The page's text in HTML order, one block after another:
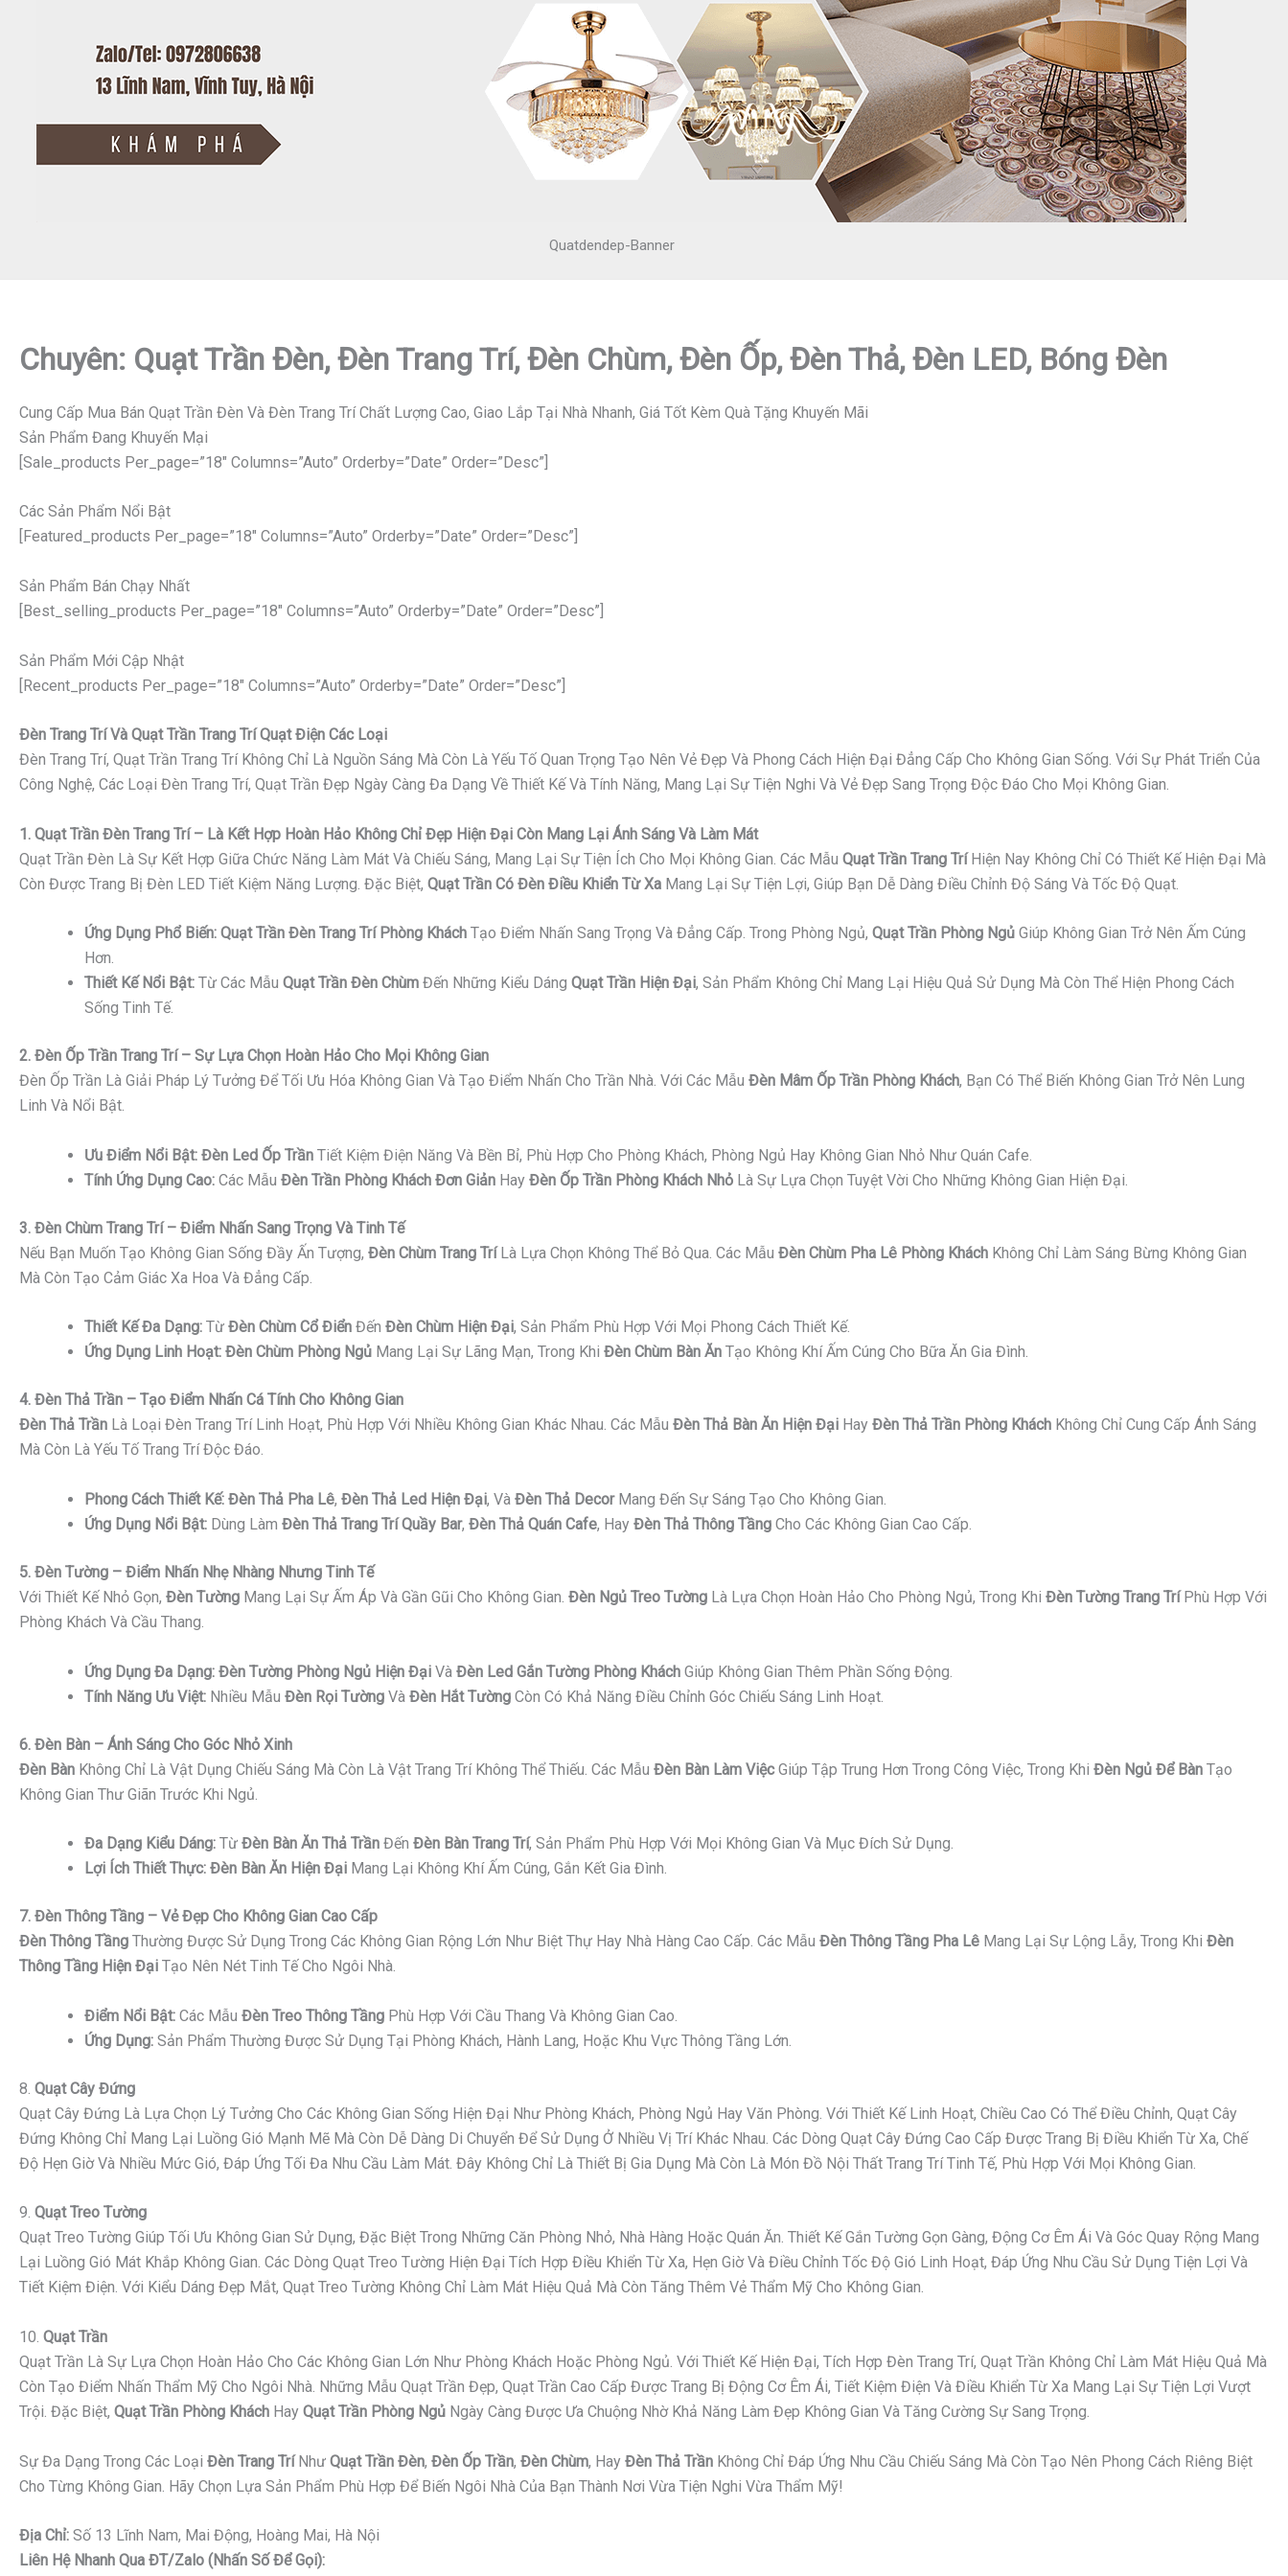
Quatdendep-Banner
Chuyên: Quạt Trần Đèn, Đèn Trang Trí, Đèn Chùm, Đèn Ốp, Đèn Thả, Đèn LED, Bóng Đèn
Cung Cấp Mua Bán Quạt Trần Đèn Và Đèn Trang Trí Chất Lượng Cao, Giao Lắp Tại Nhà Nhanh, Giá Tốt Kèm Quà Tặng Khuyến Mãi
Sản Phẩm Đang Khuyến Mại
[sale_products Per_page=”18″ Columns=”auto” Orderby=”date” Order=”desc”]
Các Sản Phẩm Nổi Bật
[featured_products Per_page=”18″ Columns=”auto” Orderby=”date” Order=”desc”]
Sản Phẩm Bán Chạy Nhất
[best_selling_products Per_page=”18″ Columns=”auto” Orderby=”date” Order=”desc”]
Sản Phẩm Mới Cập Nhật
[recent_products Per_page=”18″ Columns=”auto” Orderby=”date” Order=”desc”]
Đèn Trang Trí Và Quạt Trần Trang Trí Quạt Điện Các Loại
Đèn Trang Trí, Quạt Trần Trang Trí Không Chỉ Là Nguồn Sáng Mà Còn Là Yếu Tố Quan Trọng Tạo Nên Vẻ Đẹp Và Phong Cách Hiện Đại Đẳng Cấp Cho Không Gian Sống. Với Sự Phát Triển Của
Công Nghệ, Các Loại Đèn Trang Trí, Quạt Trần Đẹp Ngày Càng Đa Dạng Về Thiết Kế Và Tính Năng, Mang Lại Sự Tiện Nghi Và Vẻ Đẹp Sang Trọng Độc Đáo Cho Mọi Không Gian.
1. Quạt Trần Đèn Trang Trí – Là Kết Hợp Hoàn Hảo Không Chỉ Đẹp Hiện Đại Còn Mang Lại Ánh Sáng Và Làm Mát
Quạt Trần Đèn Là Sự Kết Hợp Giữa Chức Năng Làm Mát Và Chiếu Sáng, Mang Lại Sự Tiện Ích Cho Mọi Không Gian. Các Mẫu Quạt Trần Trang TríHiện Nay Không Chỉ Có Thiết Kế Hiện Đại Mà
Còn Được Trang Bị Đèn LED Tiết Kiệm Năng Lượng. Đặc Biệt, Quạt Trần Có Đèn Điều Khiển Từ Xa Mang Lại Sự Tiện Lợi, Giúp Bạn Dễ Dàng Điều Chỉnh Độ Sáng Và Tốc Độ Quạt.
Ứng Dụng Phổ Biến: Quạt Trần Đèn Trang Trí Phòng Khách Tạo Điểm Nhấn Sang Trọng Và Đẳng Cấp. Trong Phòng Ngủ, Quạt Trần Phòng Ngủ Giúp Không Gian Trở Nên Ấm Cúng
Hơn.
Thiết Kế Nổi Bật: Từ Các Mẫu Quạt Trần Đèn Chùm Đến Những Kiểu Dáng Quạt Trần Hiện Đại, Sản Phẩm Không Chỉ Mang Lại Hiệu Quả Sử Dụng Mà Còn Thể Hiện Phong Cách
Sống Tinh Tế.
2. Đèn Ốp Trần Trang Trí – Sự Lựa Chọn Hoàn Hảo Cho Mọi Không Gian
Đèn Ốp Trần Là Giải Pháp Lý Tưởng Để Tối Ưu Hóa Không Gian Và Tạo Điểm Nhấn Cho Trần Nhà. Với Các Mẫu Đèn Mâm Ốp Trần Phòng Khách, Bạn Có Thể Biến Không Gian Trở Nên Lung
Linh Và Nổi Bật.
Ưu Điểm Nổi Bật: Đèn Led Ốp Trần Tiết Kiệm Điện Năng Và Bền Bỉ, Phù Hợp Cho Phòng Khách, Phòng Ngủ Hay Không Gian Nhỏ Như Quán Cafe.
Tính Ứng Dụng Cao: Các Mẫu Đèn Trần Phòng Khách Đơn Giản Hay Đèn Ốp Trần Phòng Khách Nhỏ Là Sự Lựa Chọn Tuyệt Vời Cho Những Không Gian Hiện Đại.
3. Đèn Chùm Trang Trí – Điểm Nhấn Sang Trọng Và Tinh Tế
Nếu Bạn Muốn Tạo Không Gian Sống Đầy Ấn Tượng, Đèn Chùm Trang TríLà Lựa Chọn Không Thể Bỏ Qua. Các Mẫu Đèn Chùm Pha Lê Phòng Khách Không Chỉ Làm Sáng Bừng Không Gian
Mà Còn Tạo Cảm Giác Xa Hoa Và Đẳng Cấp.
Thiết Kế Đa Dạng: Từ Đèn Chùm Cổ Điển Đến Đèn Chùm Hiện Đại, Sản Phẩm Phù Hợp Với Mọi Phong Cách Thiết Kế.
Ứng Dụng Linh Hoạt: Đèn Chùm Phòng Ngủ Mang Lại Sự Lãng Mạn, Trong Khi Đèn Chùm Bàn Ăn Tạo Không Khí Ấm Cúng Cho Bữa Ăn Gia Đình.
4. Đèn Thả Trần – Tạo Điểm Nhấn Cá Tính Cho Không Gian
Đèn Thả Trần Là Loại Đèn Trang Trí Linh Hoạt, Phù Hợp Với Nhiều Không Gian Khác Nhau. Các Mẫu Đèn Thả Bàn Ăn Hiện Đại Hay Đèn Thả Trần Phòng Khách Không Chỉ Cung Cấp Ánh Sáng
Mà Còn Là Yếu Tố Trang Trí Độc Đáo.
Phong Cách Thiết Kế: Đèn Thả Pha Lê, Đèn Thả Led Hiện Đại, Và Đèn Thả DecorMang Đến Sự Sáng Tạo Cho Không Gian.
Ứng Dụng Nổi Bật: Dùng Làm Đèn Thả Trang Trí Quầy Bar, Đèn Thả Quán Cafe, Hay Đèn Thả Thông Tầng Cho Các Không Gian Cao Cấp.
5. Đèn Tường – Điểm Nhấn Nhẹ Nhàng Nhưng Tinh Tế
Với Thiết Kế Nhỏ Gọn, Đèn Tường Mang Lại Sự Ấm Áp Và Gần Gũi Cho Không Gian. Đèn Ngủ Treo Tường Là Lựa Chọn Hoàn Hảo Cho Phòng Ngủ, Trong Khi Đèn Tường Trang TríPhù Hợp Với
Phòng Khách Và Cầu Thang.
Ứng Dụng Đa Dạng: Đèn Tường Phòng Ngủ Hiện Đại Và Đèn Led Gắn Tường Phòng Khách Giúp Không Gian Thêm Phần Sống Động.
Tính Năng Ưu Việt: Nhiều Mẫu Đèn Rọi Tường Và Đèn Hắt Tường Còn Có Khả Năng Điều Chỉnh Góc Chiếu Sáng Linh Hoạt.
6. Đèn Bàn – Ánh Sáng Cho Góc Nhỏ Xinh
Đèn Bàn Không Chỉ Là Vật Dụng Chiếu Sáng Mà Còn Là Vật Trang Trí Không Thể Thiếu. Các Mẫu Đèn Bàn Làm ViệcGiúp Tập Trung Hơn Trong Công Việc, Trong Khi Đèn Ngủ Để Bàn Tạo
Không Gian Thư Giãn Trước Khi Ngủ.
Đa Dạng Kiểu Dáng: Từ Đèn Bàn Ăn Thả Trần Đến Đèn Bàn Trang Trí, Sản Phẩm Phù Hợp Với Mọi Không Gian Và Mục Đích Sử Dụng.
Lợi Ích Thiết Thực: Đèn Bàn Ăn Hiện Đại Mang Lại Không Khí Ấm Cúng, Gắn Kết Gia Đình.
7. Đèn Thông Tầng – Vẻ Đẹp Cho Không Gian Cao Cấp
Đèn Thông Tầng Thường Được Sử Dụng Trong Các Không Gian Rộng Lớn Như Biệt Thự Hay Nhà Hàng Cao Cấp. Các Mẫu Đèn Thông Tầng Pha Lê Mang Lại Sự Lộng Lẫy, Trong Khi Đèn
Thông Tầng Hiện Đại Tạo Nên Nét Tinh Tế Cho Ngôi Nhà.
Điểm Nổi Bật: Các Mẫu Đèn Treo Thông Tầng Phù Hợp Với Cầu Thang Và Không Gian Cao.
Ứng Dụng: Sản Phẩm Thường Được Sử Dụng Tại Phòng Khách, Hành Lang, Hoặc Khu Vực Thông Tầng Lớn.
8. Quạt Cây Đứng
Quạt Cây Đứng Là Lựa Chọn Lý Tưởng Cho Các Không Gian Sống Hiện Đại Như Phòng Khách, Phòng Ngủ Hay Văn Phòng. Với Thiết Kế Linh Hoạt, Chiều Cao Có Thể Điều Chỉnh, Quạt Cây
Đứng Không Chỉ Mang Lại Luồng Gió Mạnh Mẽ Mà Còn Dễ Dàng Di Chuyển Để Sử Dụng Ở Nhiều Vị Trí Khác Nhau. Các Dòng Quạt Cây Đứng Cao Cấp Được Trang Bị Điều Khiển Từ Xa, Chế
Độ Hẹn Giờ Và Nhiều Mức Gió, Đáp Ứng Tối Đa Nhu Cầu Làm Mát. Đây Không Chỉ Là Thiết Bị Gia Dụng Mà Còn Là Món Đồ Nội Thất Trang Trí Tinh Tế, Phù Hợp Với Mọi Không Gian.
9. Quạt Treo Tường
Quạt Treo Tường Giúp Tối Ưu Không Gian Sử Dụng, Đặc Biệt Trong Những Căn Phòng Nhỏ, Nhà Hàng Hoặc Quán Ăn. Thiết Kế Gắn Tường Gọn Gàng, Động Cơ Êm Ái Và Góc Quay Rộng Mang
Lại Luồng Gió Mát Khắp Không Gian. Các Dòng Quạt Treo Tường Hiện Đại Tích Hợp Điều Khiển Từ Xa, Hẹn Giờ Và Điều Chỉnh Tốc Độ Gió Linh Hoạt, Đáp Ứng Nhu Cầu Sử Dụng Tiện Lợi Và
Tiết Kiệm Điện. Với Kiểu Dáng Đẹp Mắt, Quạt Treo Tường Không Chỉ Làm Mát Hiệu Quả Mà Còn Tăng Thêm Vẻ Thẩm Mỹ Cho Không Gian.
10. Quạt Trần
Quạt Trần Là Sự Lựa Chọn Hoàn Hảo Cho Các Không Gian Lớn Như Phòng Khách Hoặc Phòng Ngủ. Với Thiết Kế Hiện Đại, Tích Hợp Đèn Trang Trí, Quạt Trần Không Chỉ Làm Mát Hiệu Quả Mà
Còn Tạo Điểm Nhấn Thẩm Mỹ Cho Ngôi Nhà. Những Mẫu Quạt Trần Đẹp, Quạt Trần Cao Cấp Được Trang Bị Động Cơ Êm Ái, Tiết Kiệm Điện Và Điều Khiển Từ Xa Mang Lại Sự Tiện Lợi Vượt
Trội. Đặc Biệt, Quạt Trần Phòng Khách Hay Quạt Trần Phòng Ngủ Ngày Càng Được Ưa Chuộng Nhờ Khả Năng Làm Đẹp Không Gian Và Tăng Cường Sự Sang Trọng.
Sự Đa Dạng Trong Các Loại Đèn Trang TríNhư Quạt Trần Đèn, Đèn Ốp Trần, Đèn Chùm, Hay Đèn Thả Trần Không Chỉ Đáp Ứng Nhu Cầu Chiếu Sáng Mà Còn Tạo Nên Phong Cách Riêng Biệt
Cho Từng Không Gian. Hãy Chọn Lựa Sản Phẩm Phù Hợp Để Biến Ngôi Nhà Của Bạn Thành Nơi Vừa Tiện Nghi Vừa Thẩm Mỹ!
Địa Chỉ: Số 13 Lĩnh Nam, Mai Động, Hoàng Mai, Hà Nội
Liên Hệ Nhanh Qua ĐT/Zalo (nhấn Số Để Gọi):